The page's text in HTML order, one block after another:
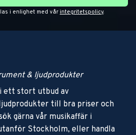
i enlighet med vår integritetspolicy.
& ljudprodukter
ett stort utbud av
till bra priser och
gärna vår musikaffär i
Stockholm, eller handla